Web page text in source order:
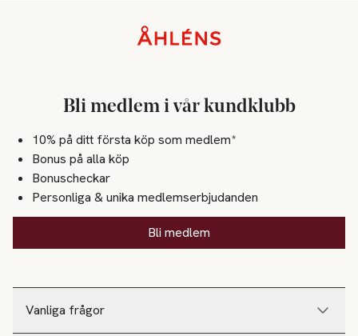
Vanliga frågor
Bli medlem i vår kundklubb
10% på ditt första köp som medlem*
Bonus på alla köp
Bonuscheckar
Personliga & unika medlemserbjudanden
Bli medlem